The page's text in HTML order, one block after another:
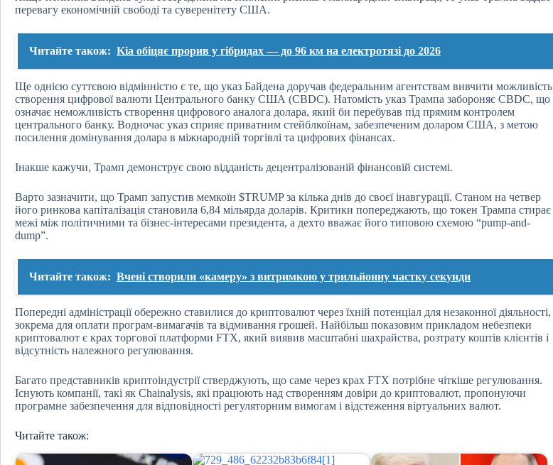
перевагу економічній свободі та суверенітету США.
Читайте також: Kia обіцяє прорив у гібридах — до 96 км на електротязі до 2026
Ще однією суттєвою відмінністю є те, що указ Байдена доручав федеральним агентствам вивчити можливість
створення цифрової валюти Центрального банку США (CBDC). Натомість указ Трампа забороняє CBDC, що
означає неможливість створення цифрового аналога долара, який би перебував під прямим контролем
центрального банку. Водночас указ сприяє приватним стейблкоїнам, забезпеченим доларом США, з метою
посилення домінування долара в міжнародній торгівлі та цифрових фінансах.
Інакше кажучи, Трамп демонструє свою відданість децентралізованій фінансовій системі.
Варто зазначити, що Трамп запустив мемкоїн $TRUMP за кілька днів до своєї інавгурації. Станом на четвер
його ринкова капіталізація становила 6,84 мільярда доларів. Критики попереджають, що токен Трампа стирає
межі між політичними та бізнес-інтересами президента, а дехто вважає його типовою схемою “pump-and-
dump”.
Читайте також: Вчені створили «камеру» з витримкою у трильйонну частку секунди
Попередні адміністрації обережно ставилися до криптовалют через їхній потенціал для незаконної діяльності,
зокрема для оплати програм-вимагачів та відмивання грошей. Найбільш показовим прикладом небезпеки
криптовалют є крах торгової платформи FTX, який виявив масштабні шахрайства, розтрату коштів клієнтів і
відсутність належного регулювання.
Багато представників криптоіндустрії стверджують, що саме через крах FTX потрібне чіткіше регулювання.
Існують компанії, такі як Chainalysis, які працюють над створенням довіри до криптовалют, пропонуючи
програмне забезпечення для відповідності регуляторним вимогам і відстеження віртуальних валют.
Читайте також: